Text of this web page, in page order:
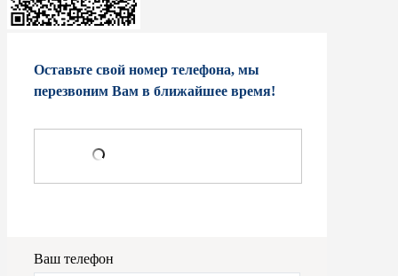
Оставьте свой номер телефона, мы
перезвоним Вам в ближайшее время!
Ваш телефон